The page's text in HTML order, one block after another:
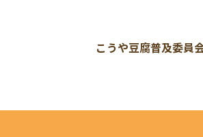
こうや豆腐普及委員